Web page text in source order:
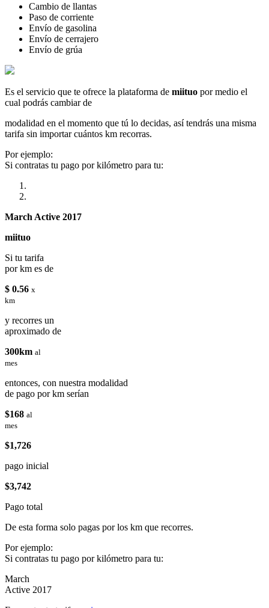
Cambio de llantas
Paso de corriente
Envío de gasolina
Envío de cerrajero
Envío de grúa
Es el servicio que te ofrece la plataforma de miituo por medio el
cual podrás cambiar de
modalidad en el momento que tú lo decidas, así tendrás una misma
tarifa sin importar cuántos km recorras.
Por ejemplo:
Si contratas tu pago por kilómetro para tu:
March Active 2017
miituo
Si tu tarifa
por km es de
$ 0.56 x
km
y recorres un
aproximado de
300km al
mes
entonces, con nuestra modalidad
de pago por km serían
$168 al
mes
$1,726
pago inicial
$3,742
Pago total
De esta forma solo pagas por los km que recorres.
Por ejemplo:
Si contratas tu pago por kilómetro para tu:
March
Active 2017